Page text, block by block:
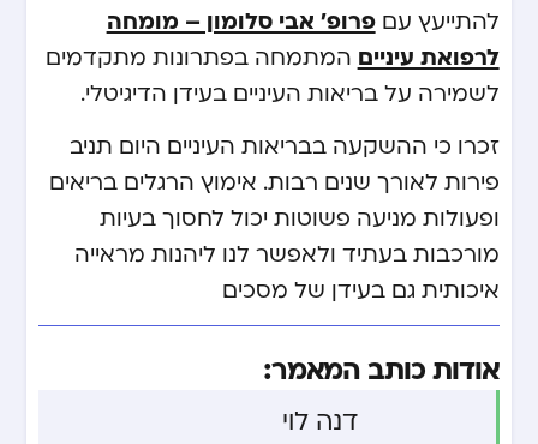
להתייעץ עםפרופ’ אבי סלומון – מומחה
לרפואת עיניים המתמחה בפתרונות מתקדמים
לשמירה על בריאות העיניים בעידן הדיגיטלי.
זכרו כי ההשקעה בבריאות העיניים היום תניב
פירות לאורך שנים רבות. אימוץ הרגלים בריאים
ופעולות מניעה פשוטות יכול לחסוך בעיות
מורכבות בעתיד ולאפשר לנו ליהנות מראייה
איכותית גם בעידן של מסכים.
אודות כותב המאמר:
דנה לוי